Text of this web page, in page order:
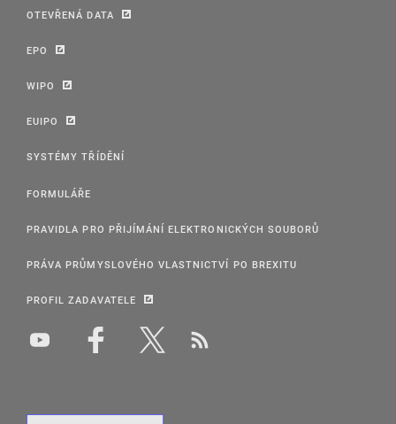
OTEVŘENÁ DATA
EPO
WIPO
EUIPO
SYSTÉMY TŘÍDĚNÍ
FORMULÁŘE
PRAVIDLA PRO PŘIJÍMÁNÍ ELEKTRONICKÝCH SOUBORŮ
PRÁVA PRŮMYSLOVÉHO VLASTNICTVÍ PO BREXITU
PROFIL ZADAVATELE